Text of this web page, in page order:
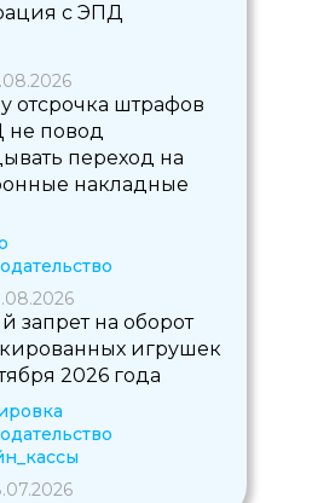
с ЭПД
отсрочка штрафов
не повод
переход на
накладные
запрет на оборот
игрушек
2026 года